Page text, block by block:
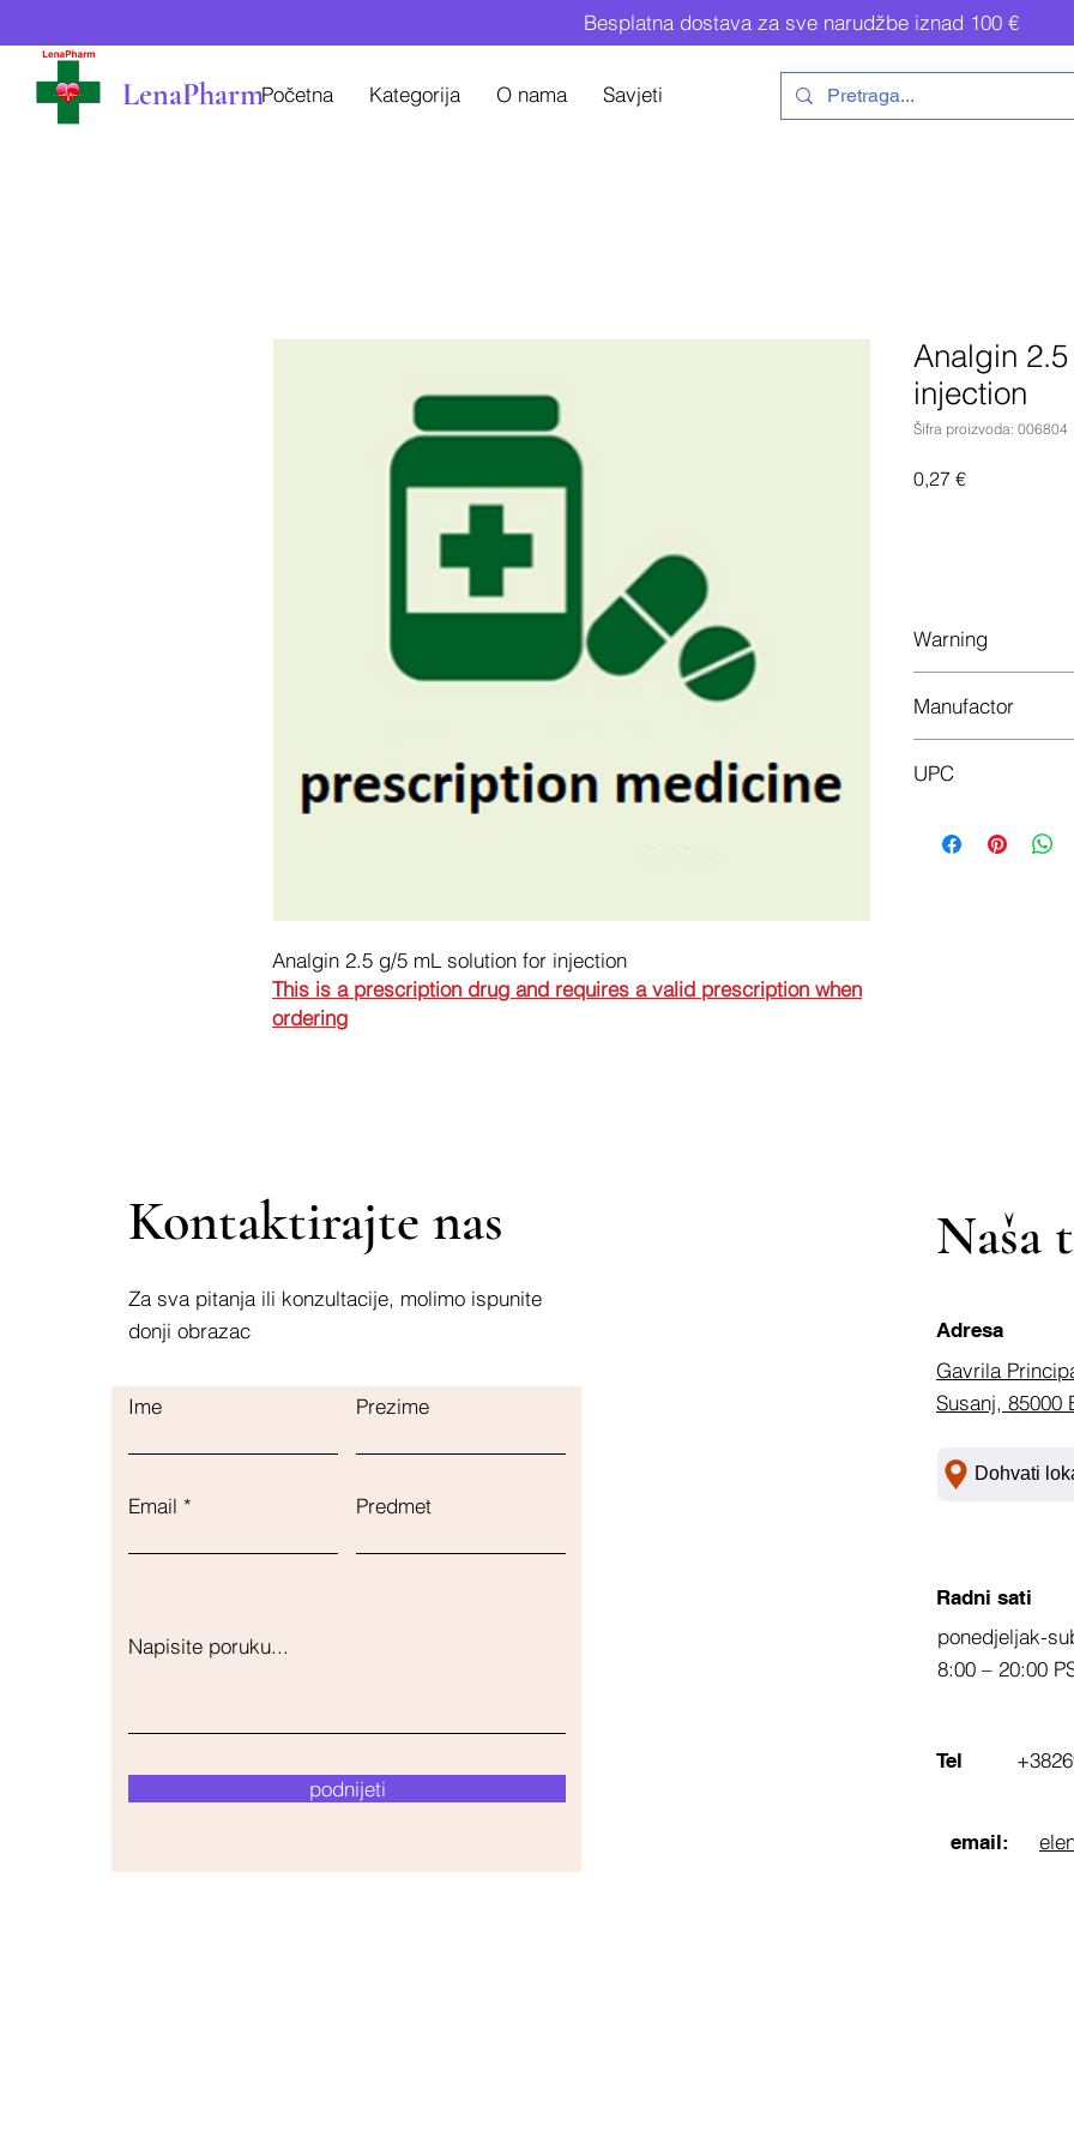
Besplatna dostava za sve narudžbe iznad 100 €
LenaPharmPočetna Kategorija O nama Savjeti
Analgin 2.5 g/5 mL solution for injection
This is a prescription drug and requires a valid prescription when
ordering
Analgin
injection
Šifra proizvoda: 006804
0,27 €Cijena
Warning
prescription when
Manufactor
UPC
Kontaktirajte nas
Za sva pitanja ili konzultacije, molimo ispunite
donji obrazac
Ime Prezime
Email Predmet
Napisite poruku...
podnijeti
Naša
Adresa
Gavrila
Susanj, 85000
Dohvati
Radni sati
ponedjeljak-
8:00 – 20:00
Tel
email: